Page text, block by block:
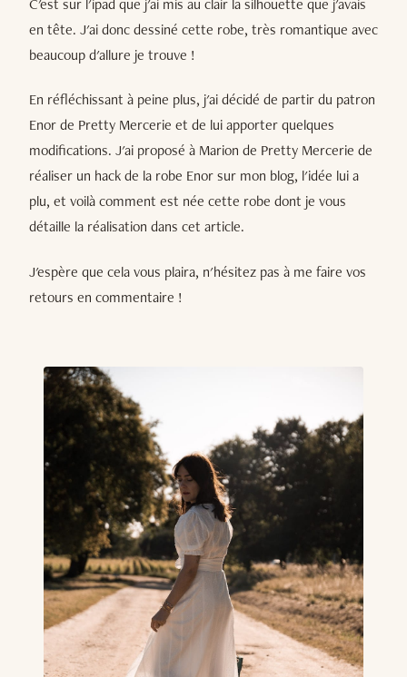
C'est sur l'ipad que j'ai mis au clair la silhouette que j'avais
en tête. J'ai donc dessiné cette robe, très romantique avec
beaucoup d'allure je trouve !
En réfléchissant à peine plus, j'ai décidé de partir du patron
Enor de Pretty Mercerie et de lui apporter quelques
modifications. J'ai proposé à Marion de Pretty Mercerie de
réaliser un hack de la robe Enor sur mon blog, l'idée lui a
plu, et voilà comment est née cette robe dont je vous
détaille la réalisation dans cet article.
J'espère que cela vous plaira, n'hésitez pas à me faire vos
retours en commentaire !